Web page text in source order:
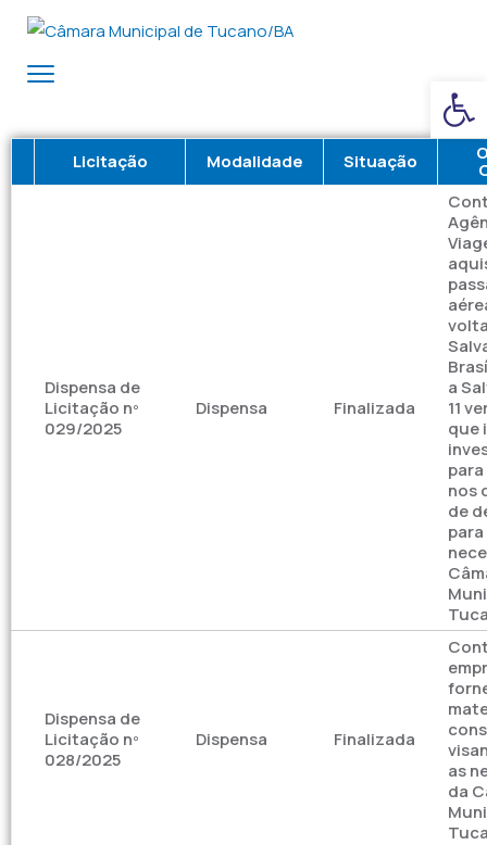
Licitação Modalidade Situação
Dispensa de
Licitação nº
029/2025
Dispensa Finalizada
a
11
que
nos
de
Dispensa de
Licitação nº
028/2025
Dispensa Finalizada
as
da